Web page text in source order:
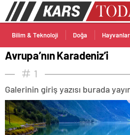
Bilim & Teknoloji Doğa Hayvanlar
Avrupa’nın Karadeniz’i
1
Galerinin giriş yazısı burada